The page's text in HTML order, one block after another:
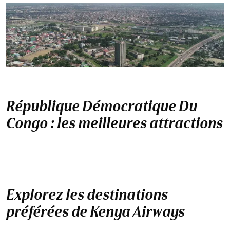
République Démocratique Du
Congo : les meilleures attractions
Explorez les destinations
préférées de Kenya Airways